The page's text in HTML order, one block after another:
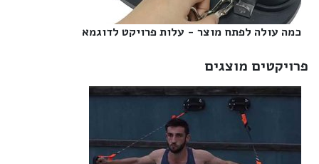
כמה עולה לפתח מוצר - עלות פרויקט לדוגמא‎
פרויקטים מוצגים